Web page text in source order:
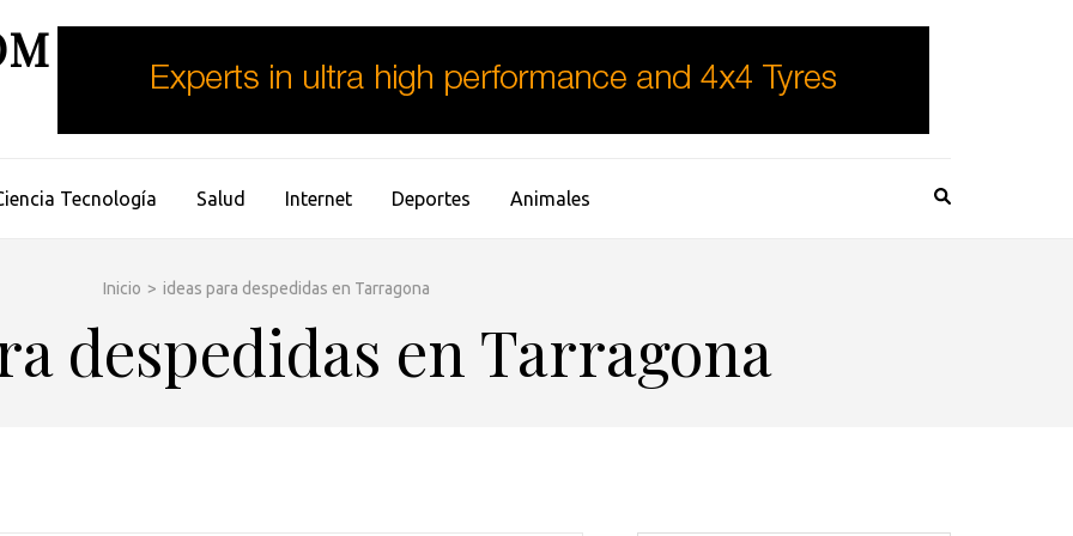
Tecnología Salud Internet Deportes Animales
Inicio > ideas para despedidas en Tarragona
despedidas en Tarragona